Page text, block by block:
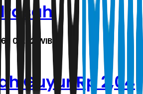
| 00.32 WIB
Guyur Rp 2,04